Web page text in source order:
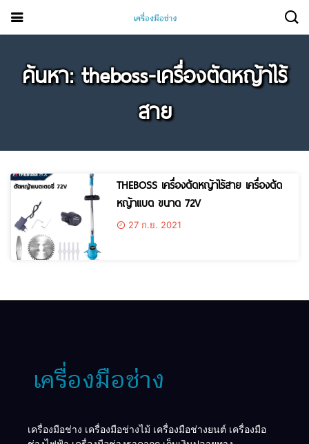
ค้นหา: theboss-เครื่องตัดหญ้าไร้
สาย
THEBOSS เครื่องตัดหญ้าไร้สาย เครื่องตัด
หญ้าแบต ขนาด 72V
27 ก.ย. 2021
เครื่องมือช่าง เครื่องมือช่างไม้ เครื่องมือช่างยนต์ เครื่องมือ